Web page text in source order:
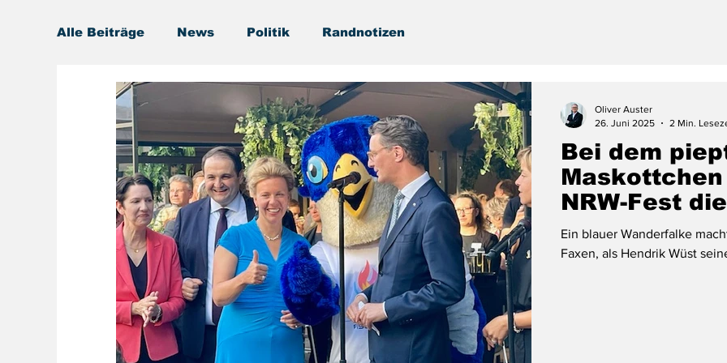
Alle Beiträge News Politik Randnotizen
Bei dem
NRW-Fest
Ein blauer Wanderfalke
Faxen, als Hendrik Wüst
Oliver Auster
26. Juni 2025
2 Min.